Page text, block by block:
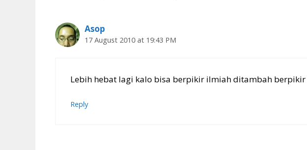
Asop
17 August 2010 at 19:43 PM
Lebih hebat lagi kalo bisa berpikir ilmiah ditambah berpikir
Reply